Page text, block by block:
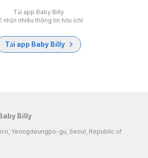
Tải app Baby Billy
nhận nhiều thông tin hữu ích!
Tải app Baby Billy
Billy
Yeongdeungpo-gu, Seoul, Republic of